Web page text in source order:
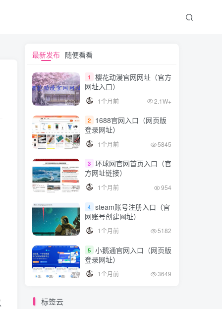
最新发布 随便看看
1
樱花动漫官网网址（官方
网址入口）
1个月前 2.1W+
2
1688官网入口（网页版
登录网址）
1个月前 5845
3 环球网官网首页入口（官
方网址链接）
1个月前 954
4 steam账号注册入口（官
网账号创建网址）
1个月前 5182
5 小鹅通官网入口（网页版
登录网址）
1个月前 3649
标签云